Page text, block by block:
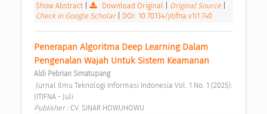
Show Abstract
Download Original Original Source
Check in Google Scholar
DOI: 10.70134/jitifna.v1i1.740
Penerapan Algoritma Deep Learning Dalam
Pengenalan Wajah Untuk Sistem Keamanan
Aldi Pebrian Simatupang
JITIFNA - Juli
Publisher : CV. SINAR HOWUHOWU